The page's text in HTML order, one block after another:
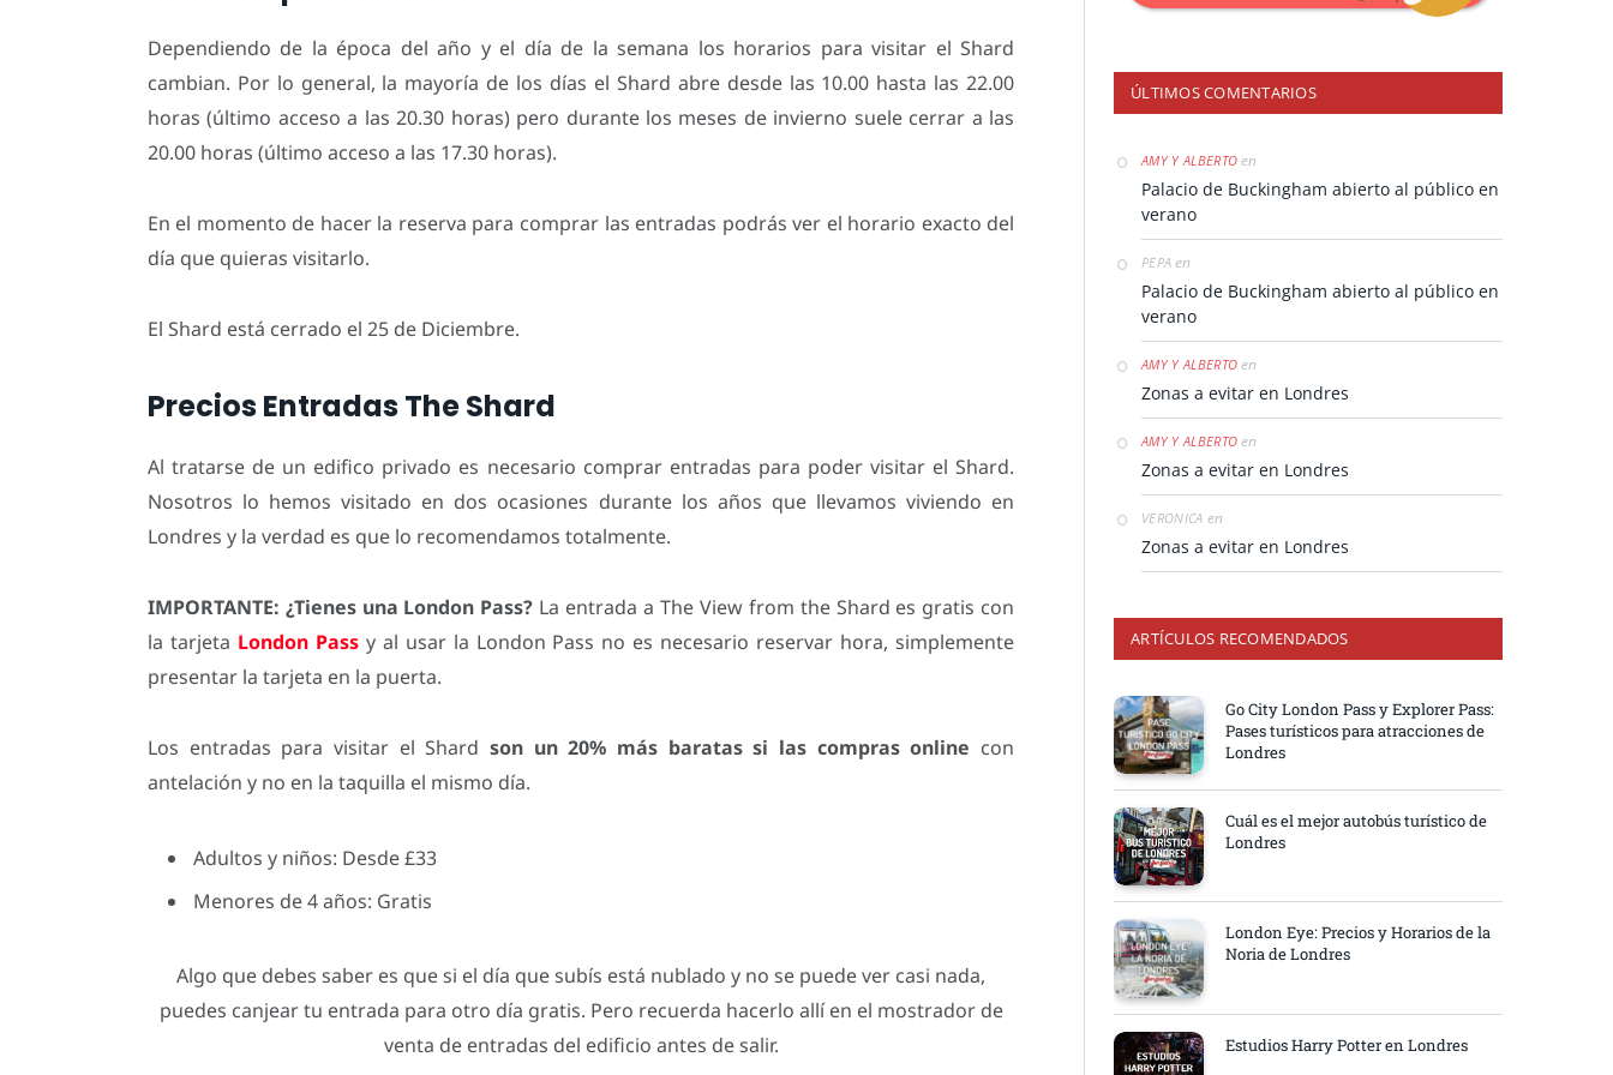
Dependiendo de la época del año y el día de la semana los horarios para visitar el Shard
cambian. Por lo general, la mayoría de los días el Shard abre desde las 10.00 hasta las 22.00
horas (último acceso a las 20.30 horas) pero durante los meses de invierno suele cerrar a las
20.00 horas (último acceso a las 17.30 horas).
En el momento de hacer la reserva para comprar las entradas podrás ver el horario exacto del
día que quieras visitarlo.
El Shard está cerrado el 25 de Diciembre.
Precios Entradas The Shard
Al tratarse de un edifico privado es necesario comprar entradas para poder visitar el Shard.
Nosotros lo hemos visitado en dos ocasiones durante los años que llevamos viviendo en
Londres y la verdad es que lo recomendamos totalmente.
IMPORTANTE: ¿Tienes una London Pass? La entrada a The View from the Shard es gratis con
la tarjeta London Passy al usar la London Pass no es necesario reservar hora, simplemente
presentar la tarjeta en la puerta.
Los entradas para visitar el Shard son un 20% más baratas si las compras online con
antelación y no en la taquilla el mismo día.
Adultos y niños: Desde £33
Menores de 4 años: Gratis
Algo que debes saber es que si el día que subís está nublado y no se puede ver casi nada,
puedes canjear tu entrada para otro día gratis. Pero recuerda hacerlo allí en el mostrador de
venta de entradas del edificio antes de salir.
ÚLTIMOS COMENTARIOS
AMY Y ALBERTO en
Palacio de Buckingham abierto al público en
verano
PEPA en
Palacio de Buckingham abierto al público en
verano
AMY Y ALBERTO en
Zonas a evitar en Londres
AMY Y ALBERTO en
Zonas a evitar en Londres
VERONICA en
Zonas a evitar en Londres
ARTÍCULOS RECOMENDADOS
Go City London Pass y Explorer Pass:
Pases turísticos para atracciones de
Londres
Cuál es el mejor autobús turístico de
Londres
London Eye: Precios y Horarios de la
Noria de Londres
Estudios Harry Potter en Londres